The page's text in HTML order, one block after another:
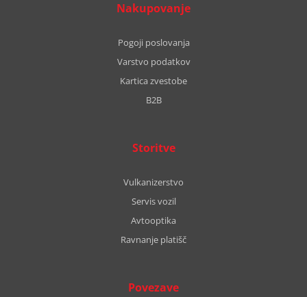
Nakupovanje
Pogoji poslovanja
Varstvo podatkov
Kartica zvestobe
B2B
Storitve
Vulkanizerstvo
Servis vozil
Avtooptika
Ravnanje platišč
Povezave